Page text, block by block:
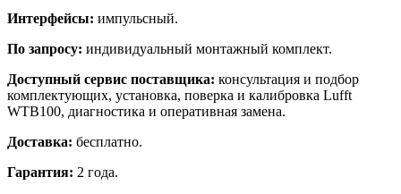
Интерфейсы: импульсный.
По запросу: индивидуальный монтажный комплект.
Доступный сервис поставщика: консультация и подбор
комплектующих, установка, поверка и калибровка Lufft
WTB100, диагностика и оперативная замена.
Доставка: бесплатно.
Гарантия: 2 года.